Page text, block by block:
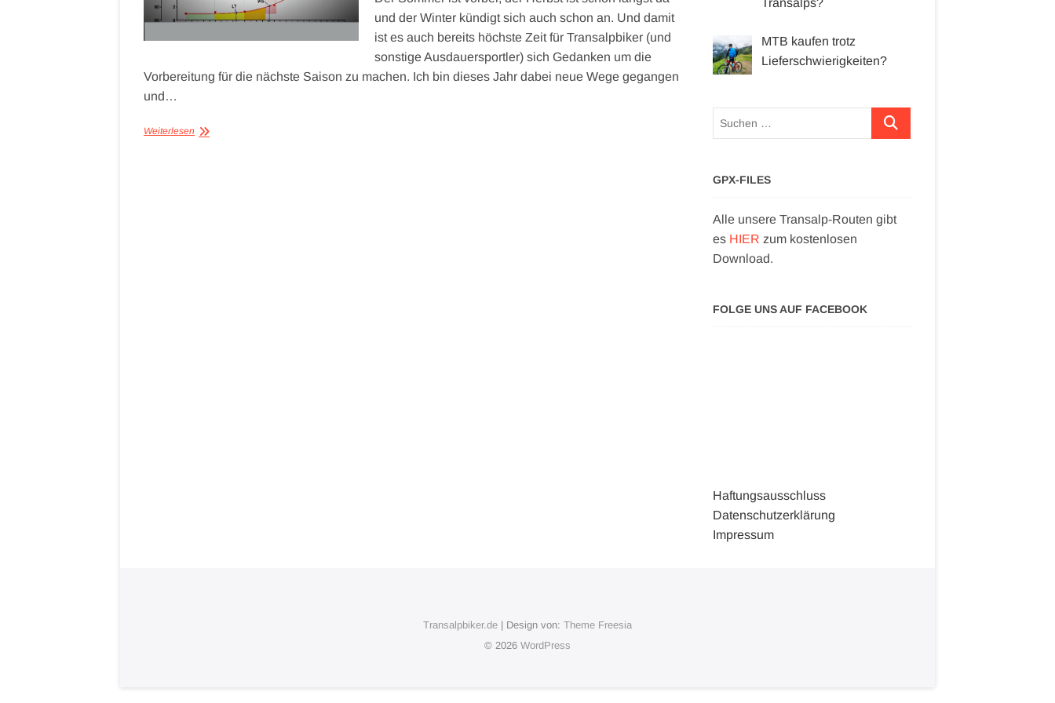
und der Winter kündigt sich auch schon an. Und damit
ist es auch bereits höchste Zeit für Transalpbiker (und
sonstige Ausdauersportler) sich Gedanken um die
Vorbereitung für die nächste Saison zu machen. Ich bin dieses Jahr dabei neue Wege gegangen
und…
Weiterlesen
MTB kaufen trotz
Lieferschwierigkeiten?
Suchen …
GPX-FILES
Alle unsere Transalp-Routen gibt
es HIER zum kostenlosen
Download.
FOLGE UNS AUF FACEBOOK
Haftungsausschluss
Datenschutzerklärung
Impressum
Transalpbiker.de | Design von: Theme Freesia
© 2026 WordPress